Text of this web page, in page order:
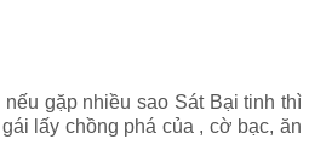
gặp nhiều sao Sát Bại tinh thì
lấy chồng phá của , cờ bạc, ăn